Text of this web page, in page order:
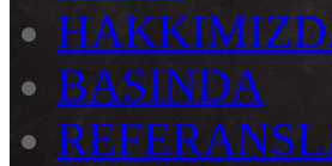
BASINDA